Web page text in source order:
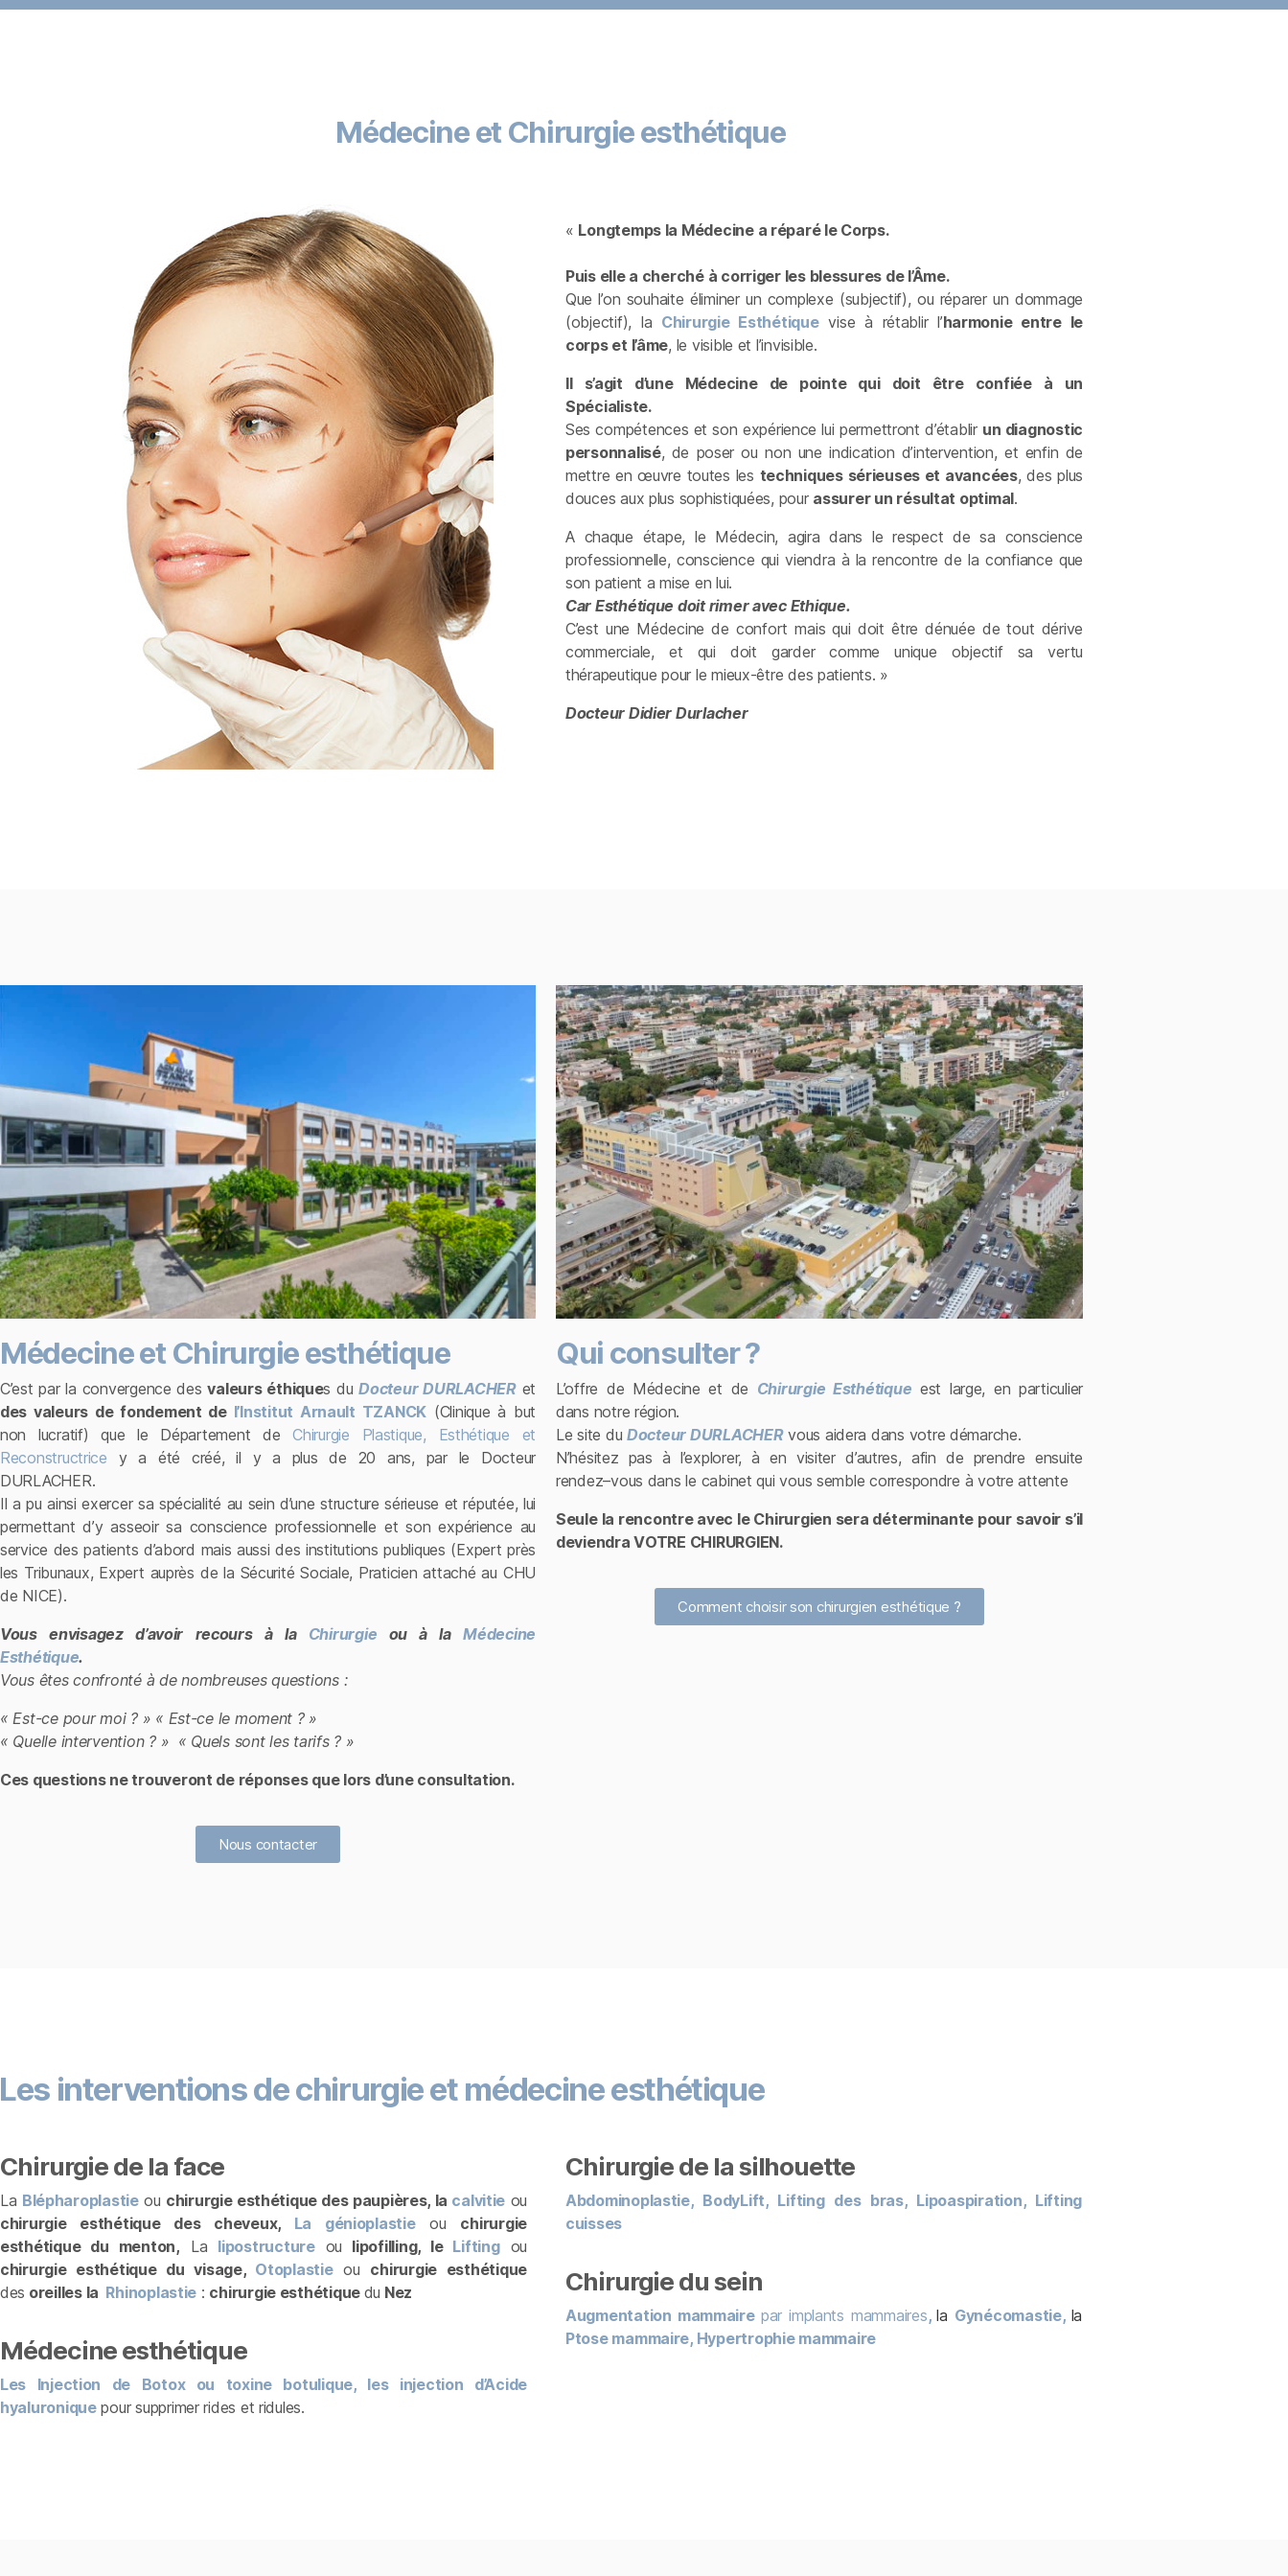
Médecine et Chirurgie esthétique
« Longtemps la Médecine a réparé le Corps.
Puis elle a cherché à corriger les blessures de l’Âme.
Que l’on souhaite éliminer un complexe (subjectif), ou réparer un dommage
(objectif), la Chirurgie Esthétique vise à rétablir l’harmonie entre le
corps et l’âme, le visible et l’invisible.
Il s’agit d’une Médecine de pointe qui doit être confiée à un
Spécialiste.
Ses compétences et son expérience lui permettront d’établir un diagnostic
personnalisé, de poser ou non une indication d’intervention, et enfin de
mettre en œuvre toutes les techniques sérieuses et avancées, des plus
douces aux plus sophistiquées, pour assurer un résultat optimal.
A chaque étape, le Médecin, agira dans le respect de sa conscience
professionnelle, conscience qui viendra à la rencontre de la confiance que
son patient a mise en lui.
Car Esthétique doit rimer avec Ethique.
C’est une Médecine de confort mais qui doit être dénuée de tout dérive
commerciale, et qui doit garder comme unique objectif sa vertu
thérapeutique pour le mieux-être des patients. »
Docteur Didier Durlacher
Médecine et Chirurgie esthétique
C’est par la convergence desvaleurs éthiques duDocteurDURLACHER et
des valeurs de fondement de l’Institut Arnault TZANCK (Clinique à but
non lucratif) que le Département deChirurgie Plastique, Esthétique et
Reconstructrice y a été créé, il y a plus de 20 ans, par le Docteur
DURLACHER.
Il a pu ainsi exercer sa spécialité au sein d’une structure sérieuse et réputée, lui
permettant d’y asseoir sa conscience professionnelle et son expérience au
service des patients d’abord mais aussi des institutions publiques (Expert près
les Tribunaux, Expert auprès de la Sécurité Sociale, Praticien attaché au CHU
de NICE).
Vous envisagez d’avoir recours à la Chirurgie ou à la
Médecine
Esthétique.
Vous êtes confronté à de nombreuses questions :
« Est-ce pour moi ? » « Est-ce le moment ? »
« Quelle intervention ? » « Quels sont les tarifs ? »
Ces questions ne trouveront de réponses que lors d’une consultation.
Nous contacter
Qui consulter ?
L’offre de Médecine et de Chirurgie Esthétique est large, en particulier
dans notre région.
Le site duDocteur DURLACHER vous aidera dans votre démarche.
N’hésitez pas à l’explorer, à en visiter d’autres, afin de prendre ensuite
rendez–vous dans le cabinet qui vous semble correspondre à votre attente
Seule la rencontre avec le Chirurgien sera déterminante pour savoir s’il
deviendra VOTRE CHIRURGIEN.
Comment choisir son chirurgien esthétique ?
Les interventions de chirurgie et médecine esthétique
Chirurgie de la face
La Blépharoplastieou chirurgie esthétique des paupières, la calvitie ou
chirurgie esthétique des cheveux, La génioplastieou chirurgie
esthétique du menton, La lipostructure ou lipofilling, le Lifting ou
chirurgie esthétique du visage, Otoplastieou chirurgie esthétique
des oreilles la Rhinoplastie : chirurgie esthétique du Nez
Médecine esthétique
Les Injection de Botox ou toxine botulique, lesinjection d’Acide
hyaluroniquepour supprimer rides et ridules.
Chirurgie de la silhouette
Abdominoplastie, BodyLift, Lifting des bras, Lipoaspiration, Lifting
cuisses
Chirurgie du sein
Augmentation mammaire par implants mammaires,la Gynécomastie, la
Ptose mammaire, Hypertrophie mammaire